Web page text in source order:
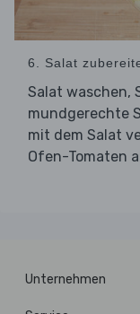
6. Salat
Salat waschen,
mundgerechte
mit dem Salat
Ofen-Tomaten
Unternehmen